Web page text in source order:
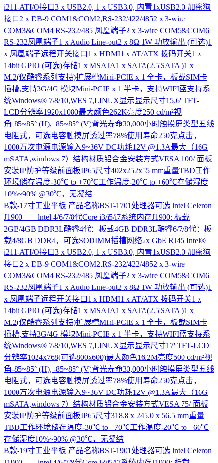
i211-ATI/O接口3 x USB2.0, 1 x USB3.0, 内置1xUSB2.0 加密狗
接口2 x DB-9 COM1&COM2,RS-232/422/4852 x 3-wire
COM3&COM4 RS-232/485 凤凰端子2 x 3-wire COM5&COM6
RS-232凤凰端子1 x Audio Line-out2 x 8Ω 1W 功放输出 (可选)1
x 凤凰端子远程开关接口1 x HDMI1 x AT/ATX 拨码开关1 x
14bit GPIO (可选)存储1 x MSATA1 x SATA(2.5'SATA )1 x
M.2(仅酷睿系列支持)扩展槽Mini-PCIE x 1 全卡，板载SIM卡
插槽,支持3G/4G 模块Mini-PCIE x 1 半卡，支持WIFI蓝支持系
统Windows® 7/8/10,WES 7,LINUX显示显示尺寸15.6' TFT-
LCD分辨率1920x1080最大颜色262K亮度250 cd/m²视
角-85~85° (H), -85~85° (V)背光寿命30,000小时触摸屏类型五线
电阻式，可选电容触摸屏透过率78%使用寿命250克点击，
1000万次电源电源输入9~36V DC功耗12V @1.3A最大（16G
mSATA,windows 7）结构材质铝合金安装方式VESA 100/ 面板
安装IP防护等级前面板IP65尺寸402x252x55 mm重量TBD工作
环境储存温度-30℃ to +70℃工作温度-20℃ to +60℃存储湿度
10%~90% @30℃，无凝结
B款-17寸工业平板 产品名称BST-1701处理器可选 lntel Celeron
J1900 lntel 4/6/7/8代Core i3/i5/i7系统内存J1900: 板载
2GB/4GB DDR3L酷睿4代：板载4GB DDR3L酷睿6/7/8代：板
载4/8GB DDR4，可选SODIMM插槽网络2x GbE RJ45 Intel®
i211-ATI/O接口3 x USB2.0, 1 x USB3.0, 内置1xUSB2.0 加密狗
接口2 x DB-9 COM1&COM2,RS-232/422/4852 x 3-wire
COM3&COM4 RS-232/485 凤凰端子2 x 3-wire COM5&COM6
RS-232凤凰端子1 x Audio Line-out2 x 8Ω 1W 功放输出 (可选)1
x 凤凰端子远程开关接口1 x HDMI1 x AT/ATX 拨码开关1 x
14bit GPIO (可选)存储1 x MSATA1 x SATA(2.5'SATA )1 x
M.2(仅酷睿系列支持)扩展槽Mini-PCIE x 1 全卡，板载SIM卡
插槽,支持3G/4G 模块Mini-PCIE x 1 半卡，支持WIFI蓝支持系
统Windows® 7/8/10,WES 7,LINUX显示显示尺寸17' TFT-LCD
分辨率1024x768(可选800x600)最大颜色16.2M亮度500 cd/m²视
角-85~85° (H), -85~85° (V)背光寿命30,000小时触摸屏类型五线
电阻式，可选电容触摸屏透过率78%使用寿命250克点击，
1000万次电源电源输入9~36V DC功耗12V @1.3A最大（16G
mSATA,windows 7）结构材质铝合金安装方式VESA 75/ 面板
安装IP防护等级前面板IP65尺寸318.8 x 245.0 x 56.5 mm重量
TBD工作环境储存温度-30℃ to +70℃工作温度-20℃ to +60℃
存储湿度10%~90% @30℃，无凝结
B款-19寸工业平板 产品名称BST-1901处理器可选 lntel Celeron